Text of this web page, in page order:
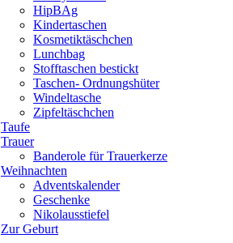
HipBAg
Kindertaschen
Kosmetiktäschchen
Lunchbag
Stofftaschen bestickt
Taschen- Ordnungshüter
Windeltasche
Zipfeltäschchen
Taufe
Trauer
Banderole für Trauerkerze
Weihnachten
Adventskalender
Geschenke
Nikolausstiefel
Zur Geburt